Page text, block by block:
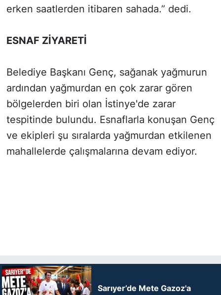
erken saatlerden itibaren sahada.” dedi.
ESNAF ZİYARETİ
Belediye Başkanı Genç, sağanak yağmurun
ardından yağmurdan en çok zarar gören
bölgelerden biri olan İstinye'de zarar
tespitinde bulundu. Esnaflarla konuşan Genç
ve ekipleri şu sıralarda yağmurdan etkilenen
mahallelerde çalışmalarına devam ediyor.
Sarıyer’de Mete Gazoz'a